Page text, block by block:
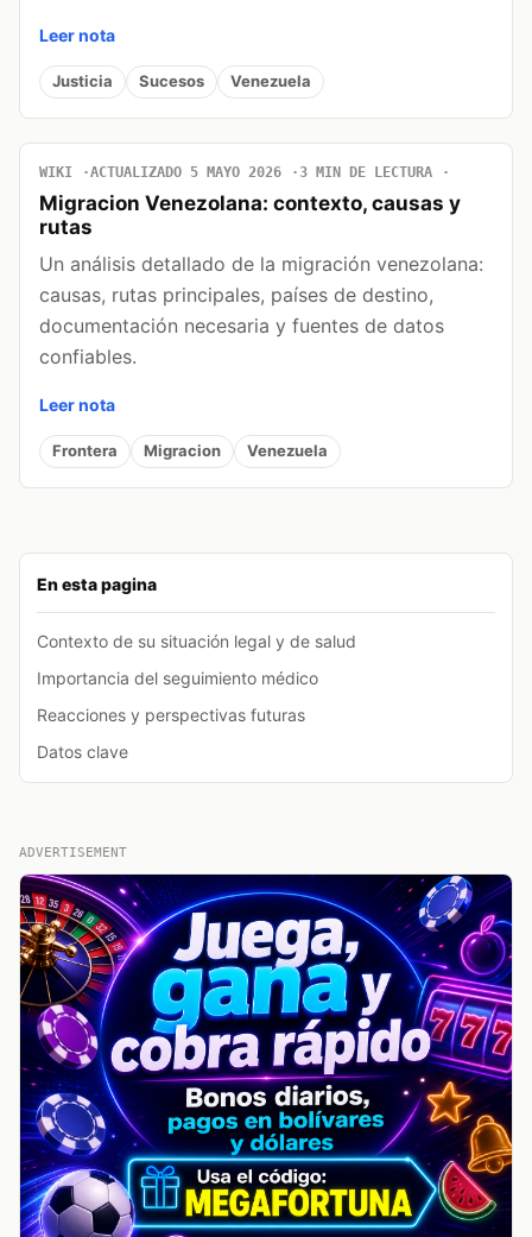
En esta pagina
Contexto de su situación legal y de salud
Importancia del seguimiento médico
Reacciones y perspectivas futuras
Datos clave
Leer nota
Justicia Sucesos Venezuela
WIKI ACTUALIZADO 5 MAYO 2026 3 MIN DE LECTURA
Migracion Venezolana: contexto, causas y
rutas
Un análisis detallado de la migración venezolana:
causas, rutas principales, países de destino,
documentación necesaria y fuentes de datos
confiables.
Leer nota
Frontera Migracion Venezuela
ADVERTISEMENT